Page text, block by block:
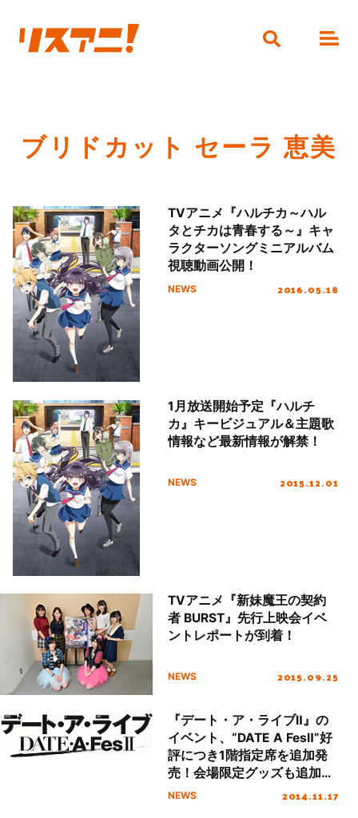
ブリドカット セーラ 恵美
TVアニメ『ハルチカ～ハル
タとチカは青春する～』キャ
ラクターソングミニアルバム
視聴動画公開！
NEWS 2016.05.18
1月放送開始予定『ハルチ
カ』キービジュアル＆主題歌
情報など最新情報が解禁！
NEWS 2015.12.01
TVアニメ『新妹魔王の契約
者 BURST』先行上映会イベ
ントレポートが到着！
NEWS 2015.09.25
『デート・ア・ライブⅡ』の
イベント、“DATE A FesⅡ”好
評につき1階指定席を追加発
売！会場限定グッズも追加公
開！
NEWS 2014.11.17